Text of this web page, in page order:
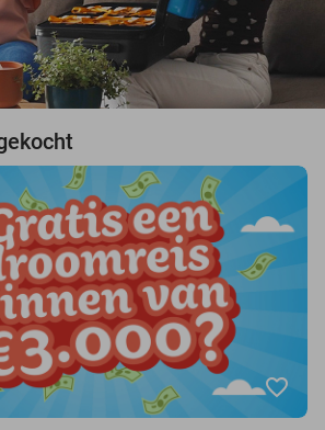
favorite_border